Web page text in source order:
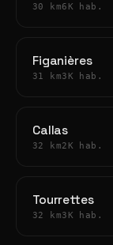
30 km6K hab.
Figanières
31 km3K hab.
Callas
32 km2K hab.
Tourrettes
32 km3K hab.